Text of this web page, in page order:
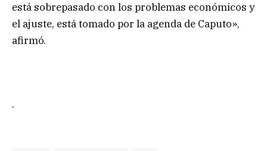
está sobrepasado con los problemas económicos y
el ajuste, está tomado por la agenda de Caputo»,
afirmó.
.